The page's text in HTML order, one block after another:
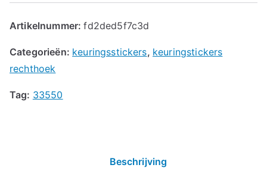
Artikelnummer:fd2ded5f7c3d
Categorieën: keuringsstickers, keuringstickers
rechthoek
Tag: 33550
Beschrijving